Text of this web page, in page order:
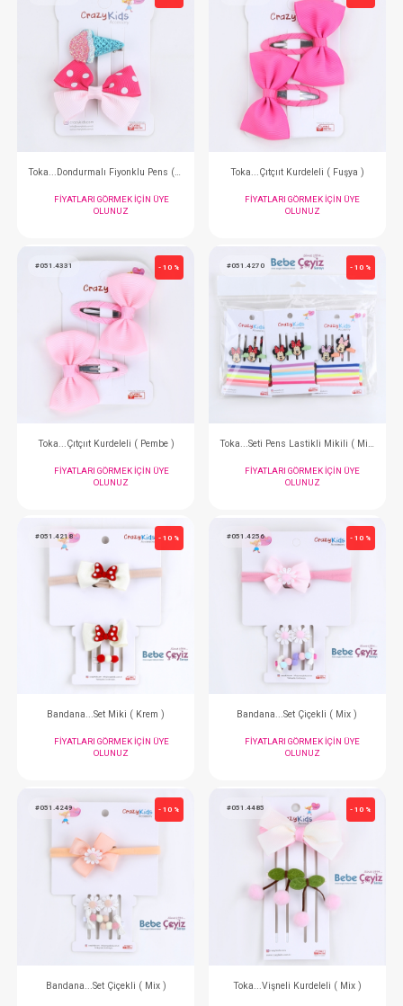
FIYATLARI GÖRMEK IÇIN ÜYE
OLUNUZ
FIYATLARI
#051.0029
Toka...Kutu Lastik
FIYATLARI GÖRMEK IÇIN ÜYE
OLUNUZ
#051.0012
Toka...5 Li
FIYATLARI
OLUNUZ
#051.4362 - 10 %
OLUNUZ
#051.4348
Toka...Çıtçııt